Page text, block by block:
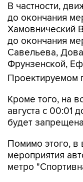
В частности,
до окончания
Хамовнический
до окончания
Савельева,
Фрунзенской,
Кроме того, на
августа с 00:01
будет
Помимо этого, в
мероприятия
метро